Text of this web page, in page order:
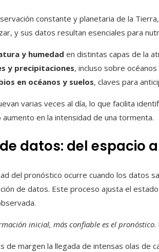
constante y planetaria de la
y sus datos resultan esenciales para
y humedad en distintas capas de la
y precipitaciones, incluso sobre
en océanos y suelos, claves para
varias veces al día, lo que facilita
en la intensidad de una tormenta.
datos: del espacio
del pronóstico ocurre cuando los datos
de datos. Este proceso ajusta el
inicial, más confiable es el pronóstico.
de margen la llegada de intensas olas de